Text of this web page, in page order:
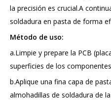
la precisión es crucial.A
soldadura en pasta de forma
Método de uso:
a.Limpie y prepare la PCB
superficies de los
b.Aplique una fina capa de
almohadillas de soldadura de